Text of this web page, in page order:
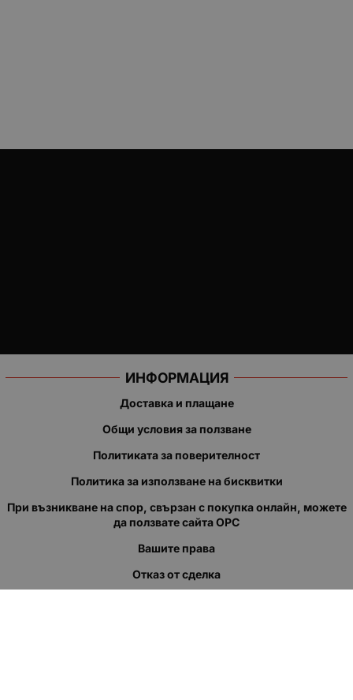
ИНФОРМАЦИЯ
Доставка и плащане
Общи условия за ползване
Политиката за поверителност
Политика за използване на бисквитки
При възникване на спор, свързан с покупка онлайн, можете
да ползвате сайта ОРС
Вашите права
Отказ от сделка